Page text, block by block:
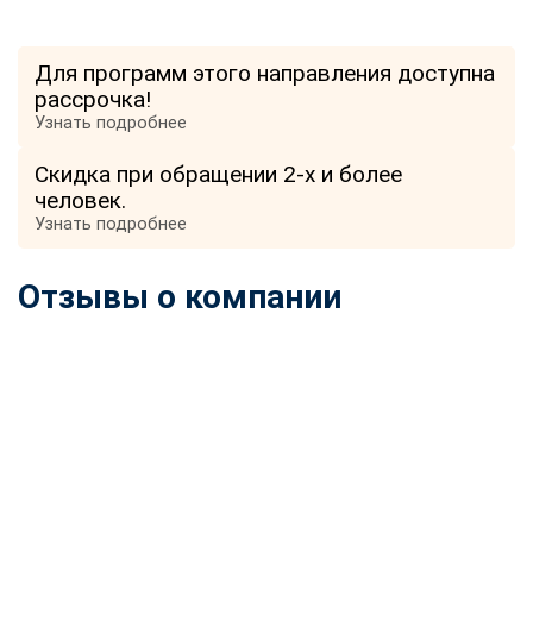
Для программ этого направления доступна
рассрочка!
Узнать подробнее
Скидка при обращении 2-х и более
человек.
Узнать подробнее
Отзывы о компании